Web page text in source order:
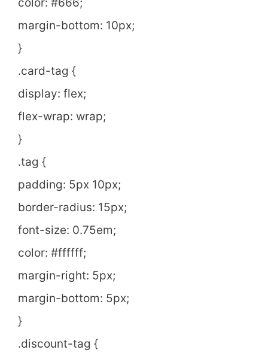
margin-bottom: 10px;
}
.card-tag {
display: flex;
flex-wrap: wrap;
}
.tag {
padding: 5px 10px;
border-radius: 15px;
font-size: 0.75em;
color: #ffffff;
margin-right: 5px;
margin-bottom: 5px;
}
.discount-tag {